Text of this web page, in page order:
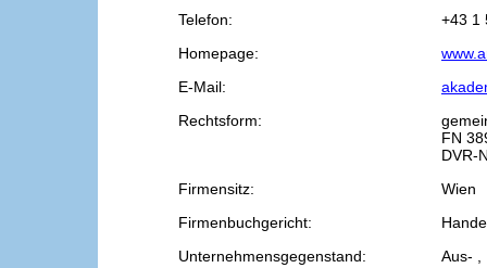
Telefon:
+43 1
Homepage:
E-Mail:
Rechtsform:
FN
DVR-
Firmensitz:
Wien
Firmenbuchgericht:
Unternehmensgegenstand:
Aus- ,